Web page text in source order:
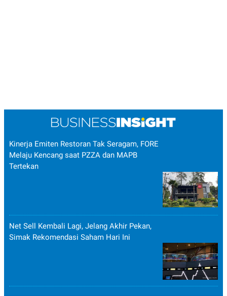
Kinerja Emiten Restoran Tak Seragam, FORE
Melaju Kencang saat PZZA dan MAPB
Tertekan
Net Sell Kembali Lagi, Jelang Akhir Pekan,
Simak Rekomendasi Saham Hari Ini